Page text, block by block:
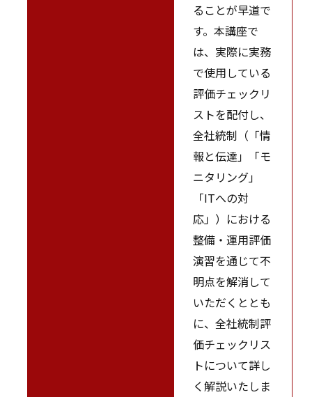
ることが早道で
す。本講座で
は、実際に実務
で使用している
評価チェックリ
ストを配付し、
全社統制（「情
報と伝達」「モ
ニタリング」
「ITへの対
応」）における
整備・運用評価
演習を通じて不
明点を解消して
いただくととも
に、全社統制評
価チェックリス
トについて詳し
く解説いたしま